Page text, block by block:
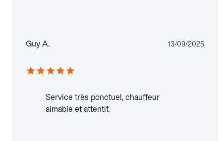
Guy A. 13/09/2025
Service très ponctuel, chauffeur
aimable et attentif.